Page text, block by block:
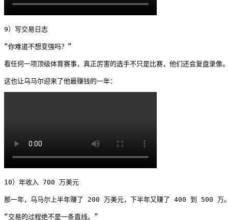
9）写交易日志
“你难道不想变强吗？”
看任何一项顶级体育赛事，真正厉害的选手不只是比赛，他们还会复盘录像
这也让乌马尔迎来了他最赚钱的一年：
10）年收入 700 万美元
那一年，乌马尔上半年赚了 200 万美元，下半年又赚了 400 到 500 万
“交易的过程绝不是一条直线。”